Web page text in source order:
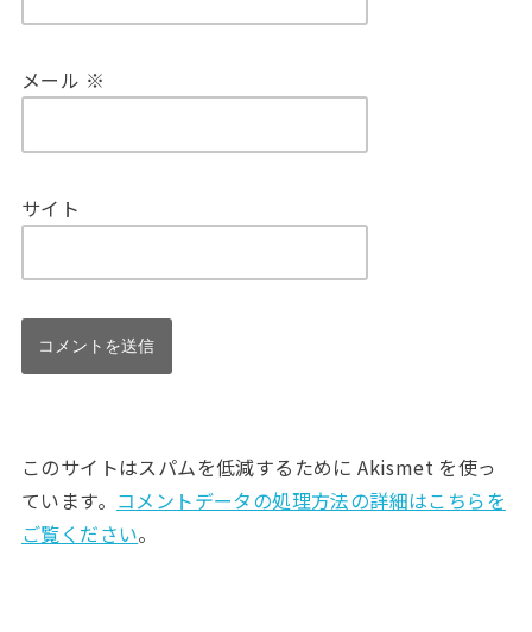
メール ※
サイト
このサイトはスパムを低減するために Akismet を使っ
ています。 コメントデータの処理方法の詳細はこちらを
ご覧ください。